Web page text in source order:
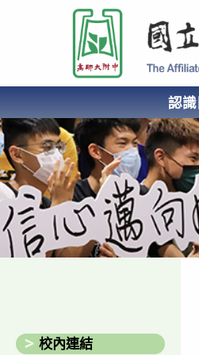
要
容
國立高雄師範大學附屬高級中學
認
AFFILIATED SENIOR HIGH
校內連結